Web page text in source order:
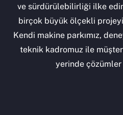
ve sürdürülebilirliği ilke
birçok büyük ölçekli
Kendi makine parkımız,
teknik kadromuz ile
yerinde çözümler